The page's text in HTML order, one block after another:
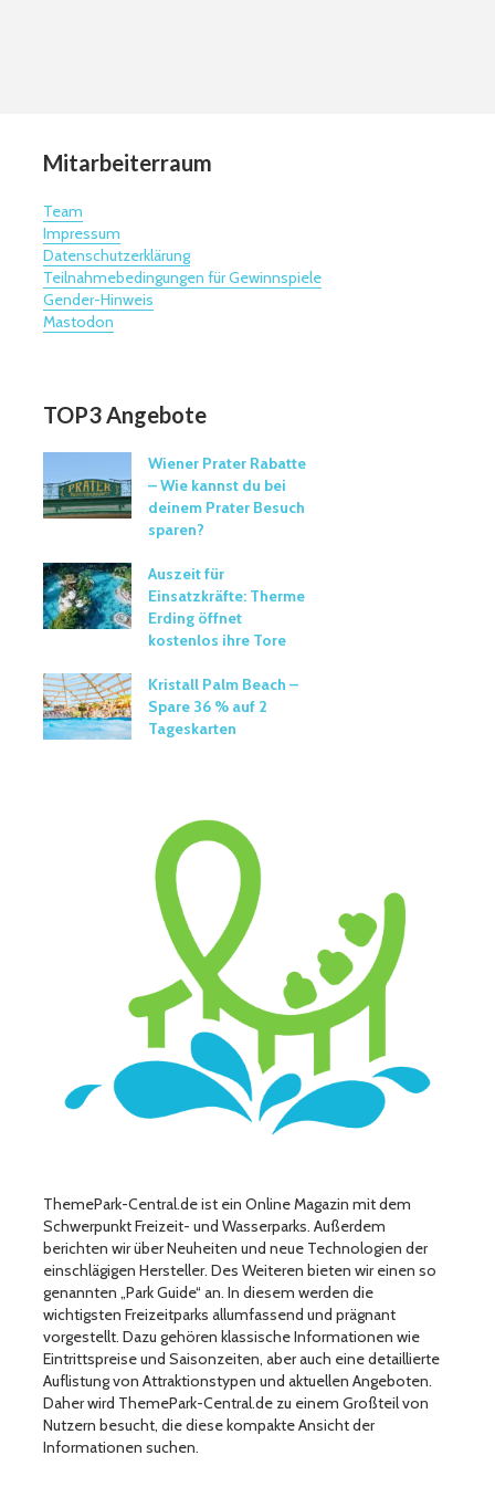
Mitarbeiterraum
Team
Impressum
Datenschutzerklärung
Teilnahmebedingungen für Gewinnspiele
Gender-Hinweis
Mastodon
TOP3 Angebote
Wiener Prater Rabatte
– Wie kannst du bei
deinem Prater Besuch
sparen?
Auszeit für
Einsatzkräfte: Therme
Erding öffnet
kostenlos ihre Tore
Kristall Palm Beach –
Spare 36 % auf 2
Tageskarten
ThemePark-Central.de ist ein Online Magazin mit dem
Schwerpunkt Freizeit- und Wasserparks. Außerdem
berichten wir über Neuheiten und neue Technologien der
einschlägigen Hersteller. Des Weiteren bieten wir einen so
genannten „Park Guide“ an. In diesem werden die
wichtigsten Freizeitparks allumfassend und prägnant
vorgestellt. Dazu gehören klassische Informationen wie
Eintrittspreise und Saisonzeiten, aber auch eine detaillierte
Auflistung von Attraktionstypen und aktuellen Angeboten.
Daher wird ThemePark-Central.de zu einem Großteil von
Nutzern besucht, die diese kompakte Ansicht der
Informationen suchen.